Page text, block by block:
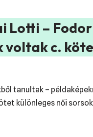
Lotti –
voltak c.
tanultak –
különleges női